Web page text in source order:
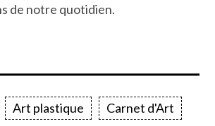
de notre quotidien.
Art plastique
Carnet d'Art